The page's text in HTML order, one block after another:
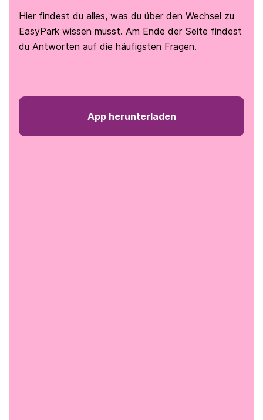
Hier findest du alles, was du über den Wechsel zu
EasyPark wissen musst. Am Ende der Seite findest
du Antworten auf die häufigsten Fragen.
App herunterladen